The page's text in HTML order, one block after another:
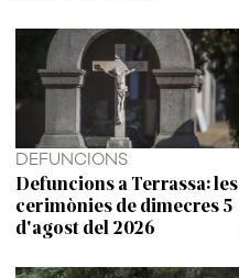
DEFUNCIONS
Defuncions a Terrassa: les
cerimònies de dimecres 5
d'agost del 2026